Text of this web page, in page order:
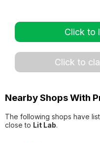
Click to
Click to
Nearby Shops With
The following shops have
close to Lit Lab.